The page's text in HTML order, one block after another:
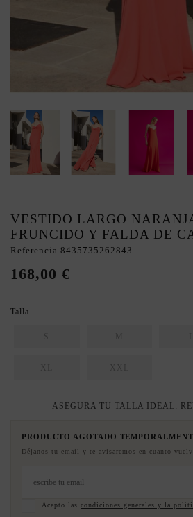
VESTIDO LARGO
FRUNCIDO Y FALDA DE
Referencia 8435735262843
168,00 €
Talla
ASEGURA TU TALLA IDEAL:
PRODUCTO AGOTADO
Déjanos tu email y te avisaremos en cuanto
Acepto las condiciones generales y la